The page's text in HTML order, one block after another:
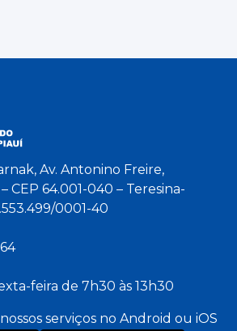
Av. Antonino Freire,
CEP 64.001-040 – Teresina-
0001-40
feira de 7h30 às 13h30
serviços no Android ou iOS